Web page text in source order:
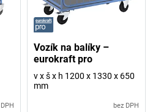
Vozík na balíky –
eurokraft pro
v x š x h 1200 x 1330 x 650
mm
bez DPH